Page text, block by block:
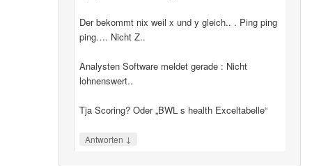
Der bekommt nix weil x und y gleich.. . Ping ping
ping…. Nicht Z..
Analysten Software meldet gerade : Nicht
lohnenswert..
Tja Scoring? Oder „BWL s health Exceltabelle“
Antworten ↓